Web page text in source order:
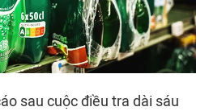
sau cuộc điều tra dài sáu